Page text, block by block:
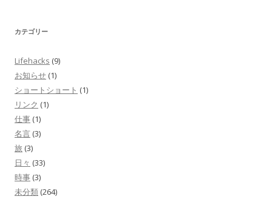
カテゴリー
Lifehacks (9)
お知らせ (1)
ショートショート (1)
リンク (1)
仕事 (1)
名言 (3)
旅 (3)
日々 (33)
時事 (3)
未分類 (264)